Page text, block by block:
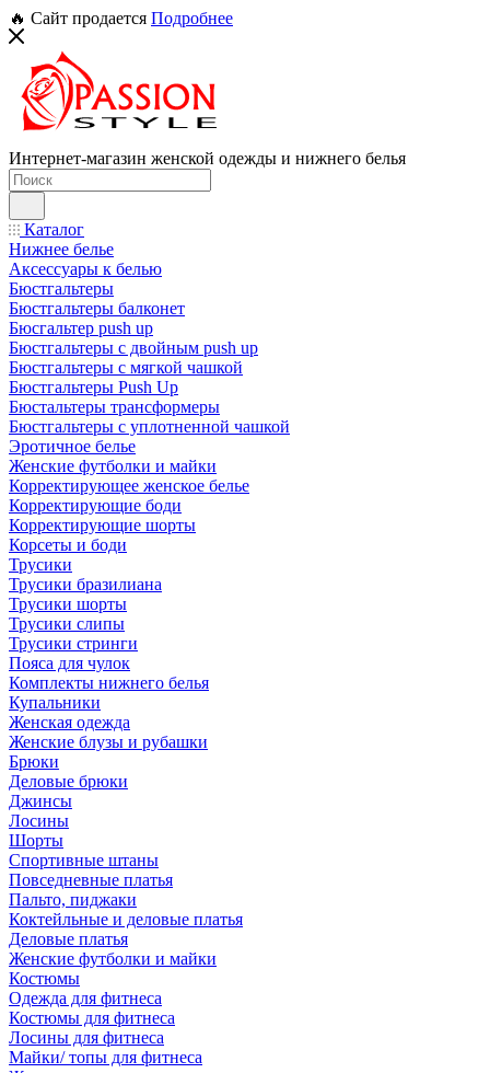
🔥 Сайт продается Подробнее
Интернет-магазин женской одежды и нижнего белья
Каталог
Нижнее белье
Аксессуары к белью
Бюстгальтеры
Бюстгальтеры балконет
Бюсгальтер push up
Бюстгальтеры с двойным push up
Бюстгальтеры с мягкой чашкой
Бюстгальтеры Push Up
Бюстальтеры трансформеры
Бюстгальтеры с уплотненной чашкой
Эротичное белье
Женские футболки и майки
Корректирующее женское белье
Корректирующие боди
Корректирующие шорты
Корсеты и боди
Трусики
Трусики бразилиана
Трусики шорты
Трусики слипы
Трусики стринги
Пояса для чулок
Комплекты нижнего белья
Купальники
Женская одежда
Женские блузы и рубашки
Брюки
Деловые брюки
Джинсы
Лосины
Шорты
Спортивные штаны
Повседневные платья
Пальто, пиджаки
Коктейльные и деловые платья
Деловые платья
Женские футболки и майки
Костюмы
Одежда для фитнеса
Костюмы для фитнеса
Лосины для фитнеса
Майки/ топы для фитнеса